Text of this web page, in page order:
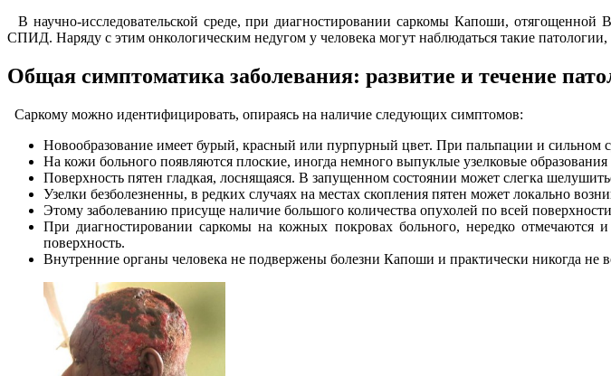
В научно-исследовательской среде, при диагностировании саркомы Капоши,
СПИД. Наряду с этим онкологическим недугом у человека могут наблюдаться такие
Общая симптоматика заболевания: развитие и течение
Саркому можно идентифицировать, опираясь на наличие следующих симптомов:
Новообразование имеет бурый, красный или пурпурный цвет. При пальпации и сильном
На кожи больного появляются плоские, иногда немного выпуклые узелковые образования
Поверхность пятен гладкая, лоснящаяся. В запущенном состоянии может слегка
Узелки безболезненны, в редких случаях на местах скопления пятен может локально
Этому заболеванию присуще наличие большого количества опухолей по всей
При диагностировании саркомы на кожных покровах больного, нередко
поверхность.
Внутренние органы человека не подвержены болезни Капоши и практически никогда не